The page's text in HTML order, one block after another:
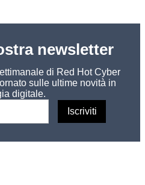
newsletter
di Red Hot Cyber
sulle ultime novità in
digitale.